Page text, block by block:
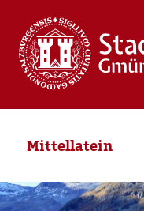
Mittellatein